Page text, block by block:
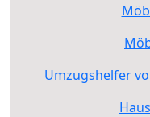
Umzugshelfer